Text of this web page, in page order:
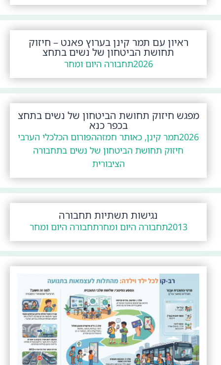
ראיון עם תמר קינן בערוץ פאנט – חיזוק
תחושת הביטחון של נשים בתחצ
2026תחבורה היום ומחר
מפגש חיזוק תחושת הביטחון של נשים בתחצ
בכפר כנא
2026תמר קינן, כאותר חמזההפורום הכלכלי הערבי
חיזוק תחושת הביטחון של נשים בתחבורה
הציבורית
נגישות תשתיות תחבורה
2013תחבורה היום ומחרתחבורה היום ומחר